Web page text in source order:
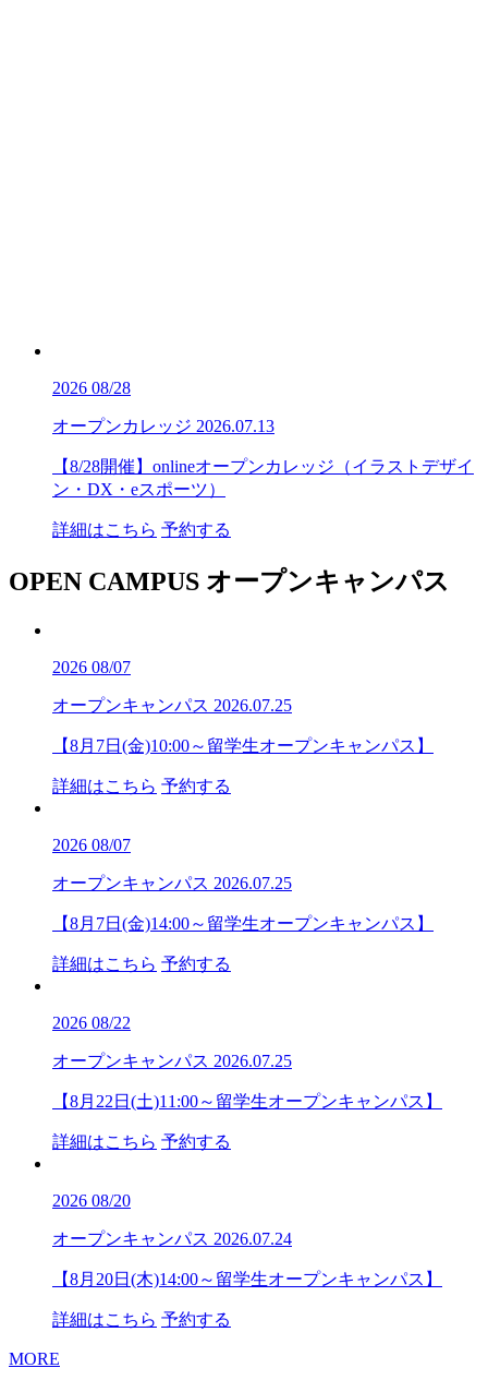
2026 08/28
オープンカレッジ 2026.07.13
【8/28開催】onlineオープンカレッジ（イラストデザイ
ン・DX・eスポーツ）
詳細はこちら 予約する
OPEN CAMPUS オープンキャンパス
2026 08/07
オープンキャンパス 2026.07.25
【8月7日(金)10:00～留学生オープンキャンパス】
詳細はこちら 予約する
2026 08/07
オープンキャンパス 2026.07.25
【8月7日(金)14:00～留学生オープンキャンパス】
詳細はこちら 予約する
2026 08/22
オープンキャンパス 2026.07.25
【8月22日(土)11:00～留学生オープンキャンパス】
詳細はこちら 予約する
2026 08/20
オープンキャンパス 2026.07.24
【8月20日(木)14:00～留学生オープンキャンパス】
詳細はこちら 予約する
MORE